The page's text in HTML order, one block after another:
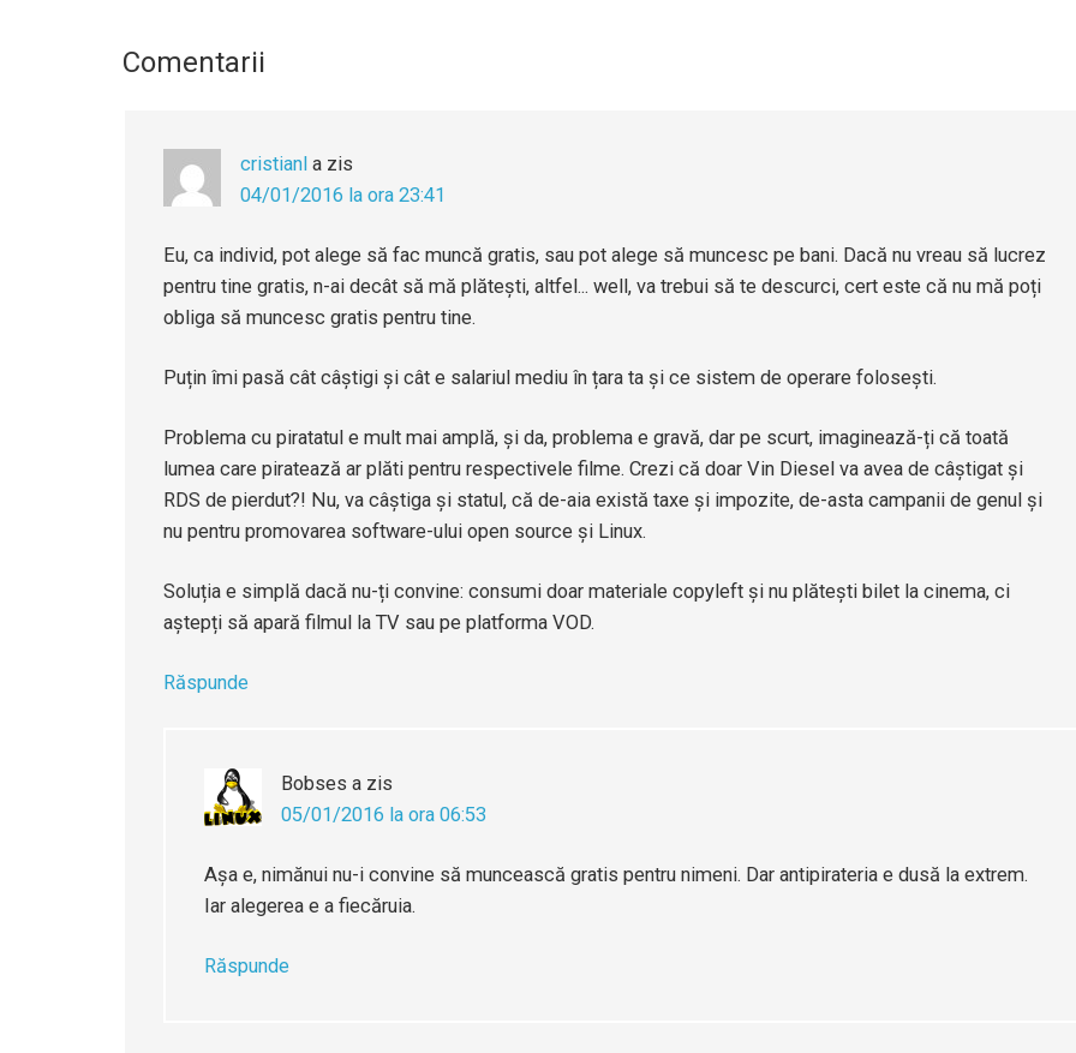
Comentarii
cristianl a zis
04/01/2016 la ora 23:41
Eu, ca individ, pot alege să fac muncă gratis, sau pot alege să muncesc pe bani. Dacă nu vreau să lucrez
pentru tine gratis, n-ai decât să mă plătești, altfel... well, va trebui să te descurci, cert este că nu mă poți
obliga să muncesc gratis pentru tine.
Puțin îmi pasă cât câștigi și cât e salariul mediu în țara ta și ce sistem de operare folosești.
Problema cu piratatul e mult mai amplă, și da, problema e gravă, dar pe scurt, imaginează-ți că toată
lumea care piratează ar plăti pentru respectivele filme. Crezi că doar Vin Diesel va avea de câștigat și
RDS de pierdut?! Nu, va câștiga și statul, că de-aia există taxe și impozite, de-asta campanii de genul și
nu pentru promovarea software-ului open source și Linux.
Soluția e simplă dacă nu-ți convine: consumi doar materiale copyleft și nu plătești bilet la cinema, ci
aștepți să apară filmul la TV sau pe platforma VOD.
Răspunde
Bobses a zis
05/01/2016 la ora 06:53
Așa e, nimănui nu-i convine să muncească gratis pentru nimeni. Dar antipirateria e dusă la extrem.
Iar alegerea e a fiecăruia.
Răspunde